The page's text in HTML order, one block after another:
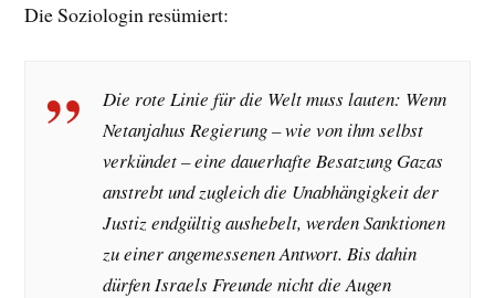
Die Soziologin resümiert:
Die rote Linie für die Welt muss lauten: Wenn
Netanjahus Regierung – wie von ihm selbst
verkündet – eine dauerhafte Besatzung Gazas
anstrebt und zugleich die Unabhängigkeit der
Justiz endgültig aushebelt, werden Sanktionen
zu einer angemessenen Antwort. Bis dahin
dürfen Israels Freunde nicht die Augen